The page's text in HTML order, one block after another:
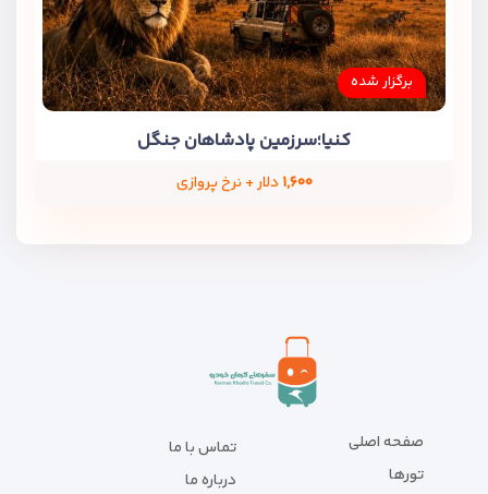
برگزار شده
کنیا؛سرزمین پادشاهان جنگل
۱,۶۰۰ دلار + نرخ پروازی
صفحه اصلی
تورها
تماس با ما
درباره ما